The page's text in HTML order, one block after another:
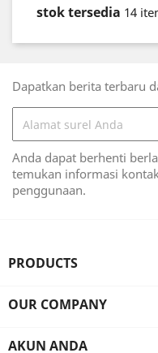
stok tersedia 14
Dapatkan berita terbaru
Anda dapat berhenti
temukan informasi
penggunaan.
PRODUCTS
OUR COMPANY
AKUN ANDA